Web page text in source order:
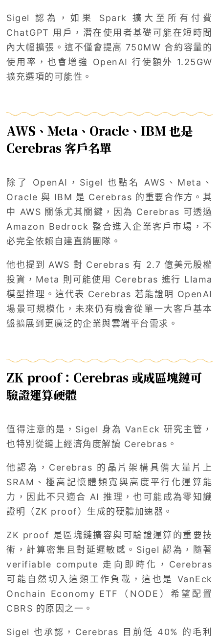
Sigel 認為，如果 Spark 擴大至所有付費
ChatGPT 用戶，潛在使用者基礎可能在短時間
內大幅擴張。這不僅會提高 750MW 合約容量的
使用率，也會增強 OpenAI 行使額外 1.25GW
擴充選項的可能性。
AWS、Meta、Oracle、IBM 也是
Cerebras 客戶名單
除了 OpenAI，Sigel 也點名 AWS、Meta、
Oracle 與 IBM 是 Cerebras 的重要合作方。其
中 AWS 關係尤其關鍵，因為 Cerebras 可透過
Amazon Bedrock 整合進入企業客戶市場，不
必完全依賴自建直銷團隊。
他也提到 AWS 對 Cerebras 有 2.7 億美元股權
投資，Meta 則可能使用 Cerebras 進行 Llama
模型推理。這代表 Cerebras 若能證明 OpenAI
場景可規模化，未來仍有機會從單一大客戶基本
盤擴展到更廣泛的企業與雲端平台需求。
ZK proof：Cerebras 或成區塊鏈可
驗證運算硬體
值得注意的是，Sigel 身為 VanEck 研究主管，
也特別從鏈上經濟角度解讀 Cerebras。
他認為，Cerebras 的晶片架構具備大量片上
SRAM、極高記憶體頻寬與高度平行化運算能
力，因此不只適合 AI 推理，也可能成為零知識
證明（ZK proof）生成的硬體加速器。
ZK proof 是區塊鏈擴容與可驗證運算的重要技
術，計算密集且對延遲敏感。Sigel 認為，隨著
verifiable compute 走向即時化，Cerebras
可能自然切入這類工作負載，這也是 VanEck
Onchain Economy ETF（NODE）希望配置
CBRS 的原因之一。
Sigel 也承認，Cerebras 目前低 40% 的毛利